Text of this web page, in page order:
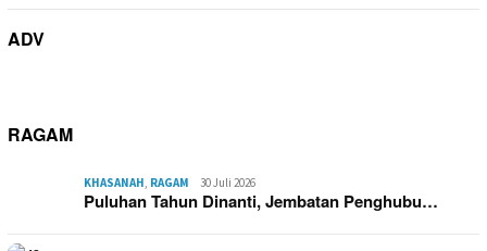
ADV
RAGAM
KHASANAH, RAGAM 30 Juli 2026
Puluhan Tahun Dinanti, Jembatan Penghubu…